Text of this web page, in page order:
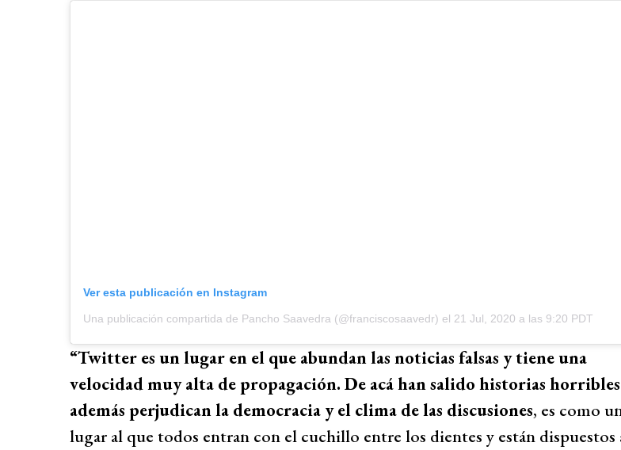
Ver esta publicación en Instagram
Una publicación compartida de Pancho Saavedra (@franciscosaavedr) el 21 Jul, 2020 a las 9:20 PDT
“Twitter es un lugar en el que abundan las noticias falsas y tiene una
velocidad muy alta de propagación. De acá han salido historias
además perjudican la democracia y el clima de las discusiones, es como
lugar al que todos entran con el cuchillo entre los dientes y están dispuestos